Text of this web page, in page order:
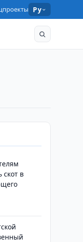
Ру
в